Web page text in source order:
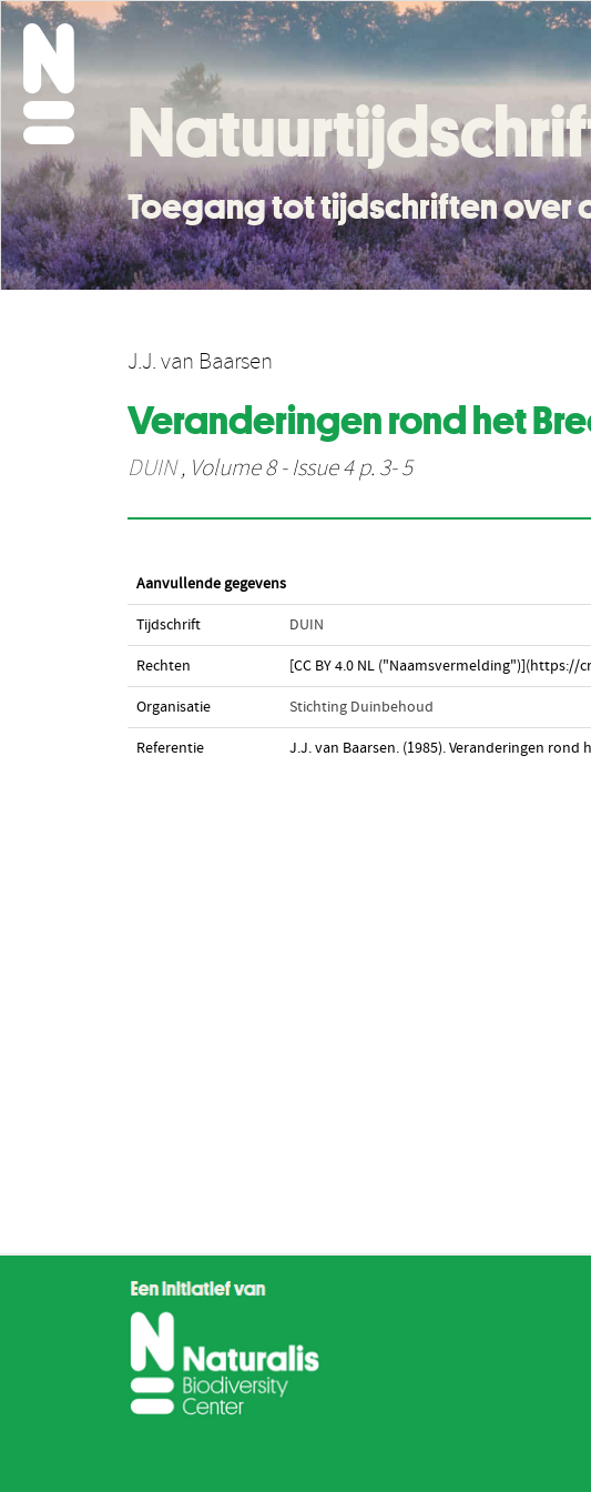
Toegang tot tijdschriften over
J.J. van Baarsen
Veranderingen rond het
DUIN, Volume 8 - Issue 4 p. 3- 5
Aanvullende gegevens
Tijdschrift DUIN
Rechten [CC BY 4.0 NL
Organisatie Stichting Duinbehoud
Referentie J.J. van Baarsen. (1985). Veranderingen rond